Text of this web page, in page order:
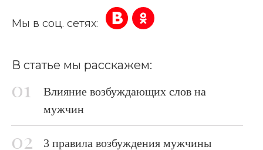
Мы в соц. сетях:
В статье мы расскажем:
Влияние возбуждающих слов на
мужчин
3 правила возбуждения мужчины